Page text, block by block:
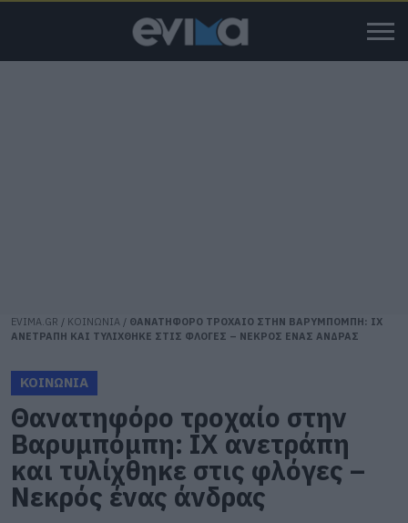
EVIMA.GR / ΚΟΙΝΩΝΙΑ / ΘΑΝΑΤΗΦΟΡΟ ΤΡΟΧΑΙΟ ΣΤΗΝ ΒΑΡΥΜΠΟΜΠΗ: ΙΧ
ΑΝΕΤΡΑΠΗ ΚΑΙ ΤΥΛΙΧΘΗΚΕ ΣΤΙΣ ΦΛΟΓΕΣ – ΝΕΚΡΟΣ ΕΝΑΣ ΑΝΔΡΑΣ
ΚΟΙΝΩΝΙΑ
Θανατηφόρο τροχαίο στην
Βαρυμπόμπη: ΙΧ ανετράπη
και τυλίχθηκε στις φλόγες –
Νεκρός ένας άνδρας